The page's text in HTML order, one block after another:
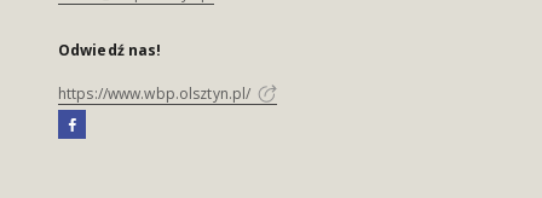
Odwiedź nas!
https://www.wbp.olsztyn.pl/